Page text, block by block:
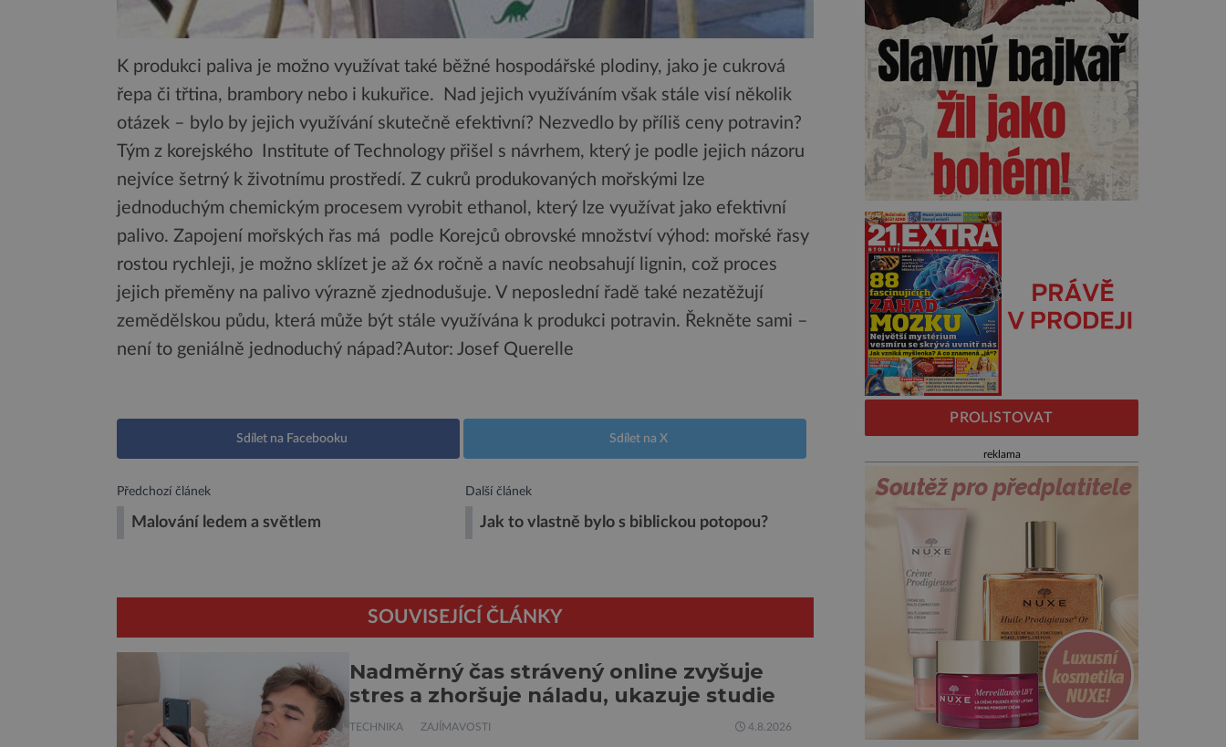
K produkci paliva je možno využívat také běžné hospodářské plodiny, jako je cukrová
řepa či třtina, brambory nebo i kukuřice. Nad jejich využíváním však stále visí několik
otázek – bylo by jejich využívání skutečně efektivní? Nezvedlo by příliš ceny potravin?
Tým z korejského Institute of Technology přišel s návrhem, který je podle jejich názoru
nejvíce šetrný k životnímu prostředí. Z cukrů produkovaných mořskými lze
jednoduchým chemickým procesem vyrobit ethanol, který lze využívat jako efektivní
palivo. Zapojení mořských řas má podle Korejců obrovské množství výhod: mořské řasy
rostou rychleji, je možno sklízet je až 6x ročně a navíc neobsahují lignin, což proces
jejich přeměny na palivo výrazně zjednodušuje. V neposlední řadě také nezatěžují
zemědělskou půdu, která může být stále využívána k produkci potravin. Řekněte sami –
není to geniálně jednoduchý nápad?Autor: Josef Querelle
Sdílet na Facebooku Sdílet na X
Předchozí článek
Malování ledem a světlem
Další článek
Jak to vlastně bylo s biblickou potopou?
SOUVISEJÍCÍ ČLÁNKY
Nadměrný čas strávený online zvyšuje
stres a zhoršuje náladu, ukazuje studie
TECHNIKA ZAJÍMAVOSTI 4.8.2026
PROLISTOVAT
reklama